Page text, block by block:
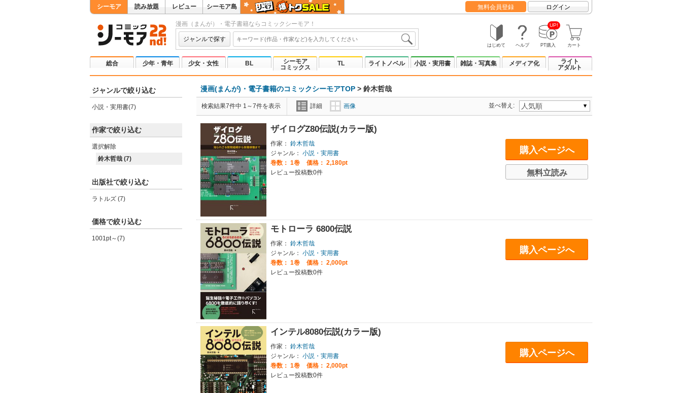
シーモア 読み放題 レビュー シーモア島 無料会員登録 ログイン
漫画（まんが）・電子書籍ならコミックシーモア！
ジャンルで探す
はじめて ヘルプ
UP!
PT購入 カート
総合 少年・青年 少女・女性 BL
シーモア
コミックス
TL ライトノベル 小説・実用書 雑誌・写真集 メディア化
ライト
アダルト
ジャンルで絞り込む
小説・実用書(7)
作家で絞り込む
選択解除
鈴木哲哉 (7)
出版社で絞り込む
ラトルズ (7)
価格で絞り込む
1001pt～(7)
漫画(まんが)・電子書籍のコミックシーモアTOP > 鈴木哲哉
検索結果7件中 1～7件を表示 詳細 画像 並べ替え:
ザイログZ80伝説(カラー版)
作家： 鈴木哲哉
ジャンル： 小説・実用書
巻数： 1巻
価格： 2,180pt
レビュー投稿数0件
購入ページへ
無料立読み
モトローラ 6800伝説
作家： 鈴木哲哉
ジャンル： 小説・実用書
巻数： 1巻
価格： 2,000pt
レビュー投稿数0件
購入ページへ
インテル8080伝説(カラー版)
作家： 鈴木哲哉
ジャンル： 小説・実用書
巻数： 1巻
価格： 2,000pt
レビュー投稿数0件
購入ページへ